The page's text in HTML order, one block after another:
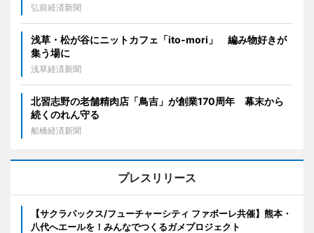
弘前経済新聞
浅草・松が谷にニットカフェ「ito-mori」 編み物好きが
集う場に
浅草経済新聞
北習志野の老舗精肉店「鳥吉」が創業170周年 幕末から
続くのれん守る
船橋経済新聞
プレスリリース
【サクラパックス/フューチャーシティ ファボーレ共催】熊本・
八代へエールを！みんなでつくるガメプロジェクト